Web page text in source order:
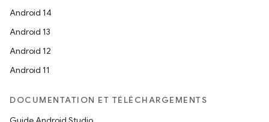
Android 14
Android 13
Android 12
Android 11
DOCUMENTATION ET TÉLÉCHARGEMENTS